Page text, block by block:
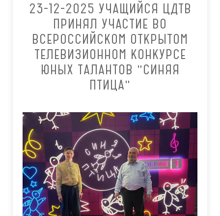
23-12-2025 УЧАЩИЙСЯ ЦДТВ
ПРИНЯЛ УЧАСТИЕ ВО
ВСЕРОССИЙСКОМ ОТКРЫТОМ
ТЕЛЕВИЗИОННОМ КОНКУРСЕ
ЮНЫХ ТАЛАНТОВ "СИНЯЯ
ПТИЦА"